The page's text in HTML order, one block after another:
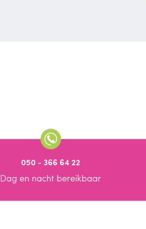
050 - 366 64 22
Dag en nacht bereikbaar